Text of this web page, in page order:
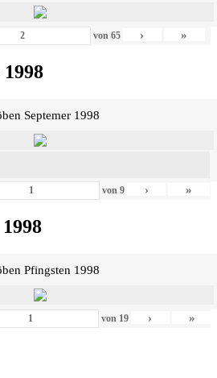
von 65 › »
Septemer 1998
von9 › »
Pfingsten 1998
von 19 › »